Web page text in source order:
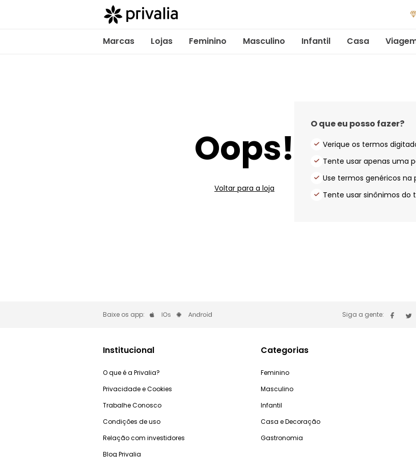
Marcas Lojas Feminino Masculino Infantil Casa
Oops!
Voltar para a loja
O que eu posso fazer?
Verique os termos
Tente usar apenas uma
Use termos genéricos na
Tente usar sinônimos do
Baixe os app: Siga a gente:
Institucional
O que é a Privalia?
Privacidade e Cookies
Trabalhe Conosco
Condições de uso
Relação com investidores
Blog Privalia
Categorias
Feminino
Masculino
Infantil
Casa e Decoração
Gastronomia